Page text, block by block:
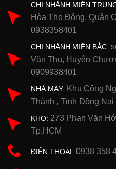
CHI NHÁNH MIỀN
Hòa Thọ Đông, Quận
0938358401
CHI NHÁNH MIỀN BẮC:
Văn Thụ, Huyện
0909938401
NHÀ MÁY: Khu Công
Thành , Tỉnh Đồng Nai
KHO: 273 Phan Văn
Tp,HCM
ĐIỆN THOẠI: 0938 358